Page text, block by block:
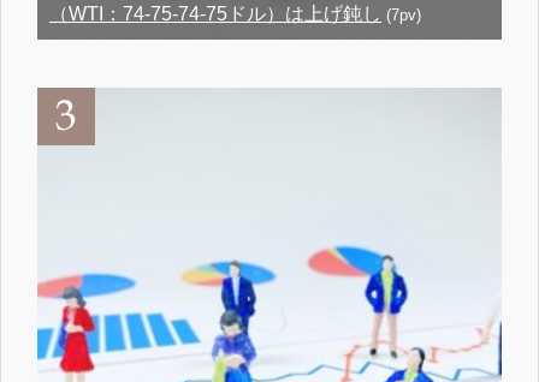
（WTI：74-75-74-75ドル）は上げ鈍し (7pv)